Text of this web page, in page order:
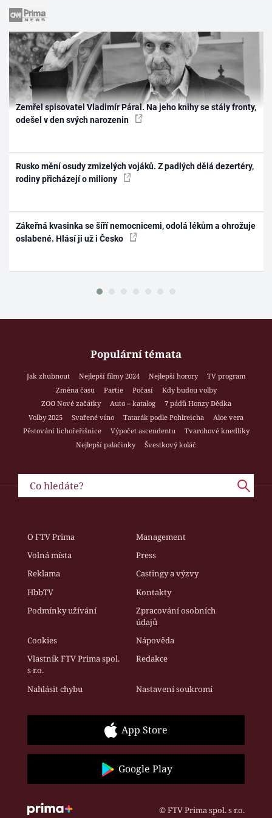
Zemřel spisovatel Vladimír Páral. Na jeho knihy se stály fronty,
odešel v den svých narozenin
Rusko mění osudy zmizelých vojáků. Z padlých dělá dezertéry,
rodiny přicházejí o miliony
Zákeřná kvasinka se šíří nemocnicemi, odolá lékům a ohrožuje
oslabené. Hlásí ji už i Česko
Populární témata
Jak zhubnout Nejlepší filmy 2024 Nejlepší horory
TV program
Změna času
Partie Počasí
Kdy budou volby
ZOO Nové začátky
Auto – katalog
7 pádů Honzy Dědka
Volby 2025
Svařené víno Tatarák podle Pohlreicha
Aloe vera
Pěstování lichořeřišnice
Výpočet ascendentu
Tvarohové knedlíky
Nejlepší palačinky
Švestkový koláč
O FTV Prima
Management
Volná místa
Press
Reklama
Castingy a výzvy
HbbTV
Kontakty
Podmínky užívání
Zpracování osobních
údajů
Cookies
Nápověda
Vlastník FTV Prima spol.
s r.o.
Redakce
Nahlásit chybu Nastavení soukromí
App Store
Google Play
© FTV Prima spol. s r.o.